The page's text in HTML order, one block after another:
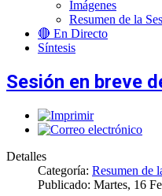
Imágenes
Resumen de la
🔴 En Directo
Síntesis
Sesión en breve
Detalles
Categoría: Resumen de
Publicado: Martes, 16